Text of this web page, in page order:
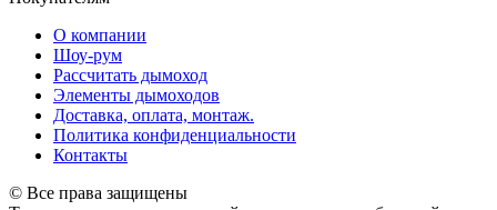
О компании
Шоу-рум
Рассчитать дымоход
Элементы дымоходов
Доставка, оплата, монтаж.
Политика конфиденциальности
Контакты
© Все права защищены